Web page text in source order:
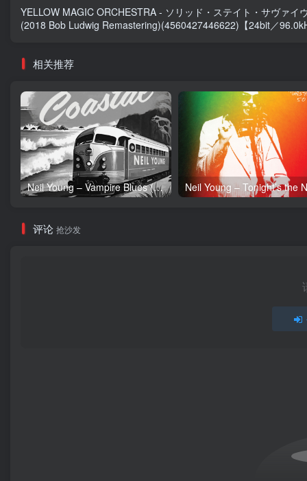
YELLOW MAGIC ORCHESTRA - ソリッド・ステイト・サヴァイ
(2018 Bob Ludwig Remastering)(4560427446622)【24bit／
相关推荐
Neil Young – Vampire Blues (Live) – Single(054391239303)【24bit／96.0kHz】土耳其区
评论 抢沙发